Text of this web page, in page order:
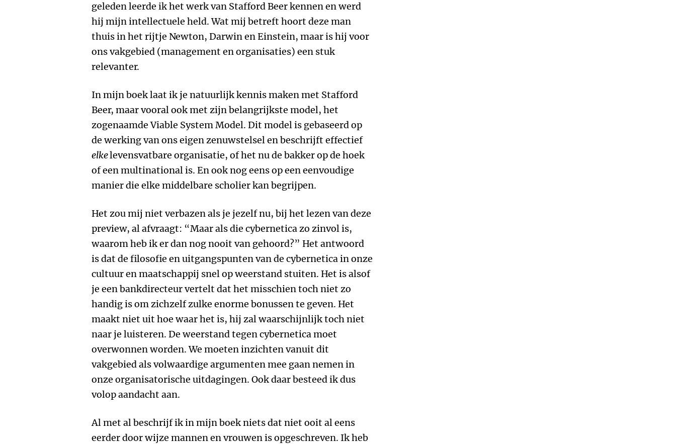
geleden leerde ik het werk van Stafford Beer kennen en werd
hij mijn intellectuele held. Wat mij betreft hoort deze man
thuis in het rijtje Newton, Darwin en Einstein, maar is hij voor
ons vakgebied (management en organisaties) een stuk
relevanter.
In mijn boek laat ik je natuurlijk kennis maken met Stafford
Beer, maar vooral ook met zijn belangrijkste model, het
zogenaamde Viable System Model. Dit model is gebaseerd op
de werking van ons eigen zenuwstelsel en beschrijft effectief
elkelevensvatbare organisatie, of het nu de bakker op de hoek
of een multinational is. En ook nog eens op een eenvoudige
manier die elke middelbare scholier kan begrijpen.
Het zou mij niet verbazen als je jezelf nu, bij het lezen van deze
preview, al afvraagt: “Maar als die cybernetica zo zinvol is,
waarom heb ik er dan nog nooit van gehoord?” Het antwoord
is dat de filosofie en uitgangspunten van de cybernetica in onze
cultuur en maatschappij snel op weerstand stuiten. Het is alsof
je een bankdirecteur vertelt dat het misschien toch niet zo
handig is om zichzelf zulke enorme bonussen te geven. Het
maakt niet uit hoe waar het is, hij zal waarschijnlijk toch niet
naar je luisteren. De weerstand tegen cybernetica moet
overwonnen worden. We moeten inzichten vanuit dit
vakgebied als volwaardige argumenten mee gaan nemen in
onze organisatorische uitdagingen. Ook daar besteed ik dus
volop aandacht aan.
Al met al beschrijf ik in mijn boek niets dat niet ooit al eens
eerder door wijze mannen en vrouwen is opgeschreven. Ik heb